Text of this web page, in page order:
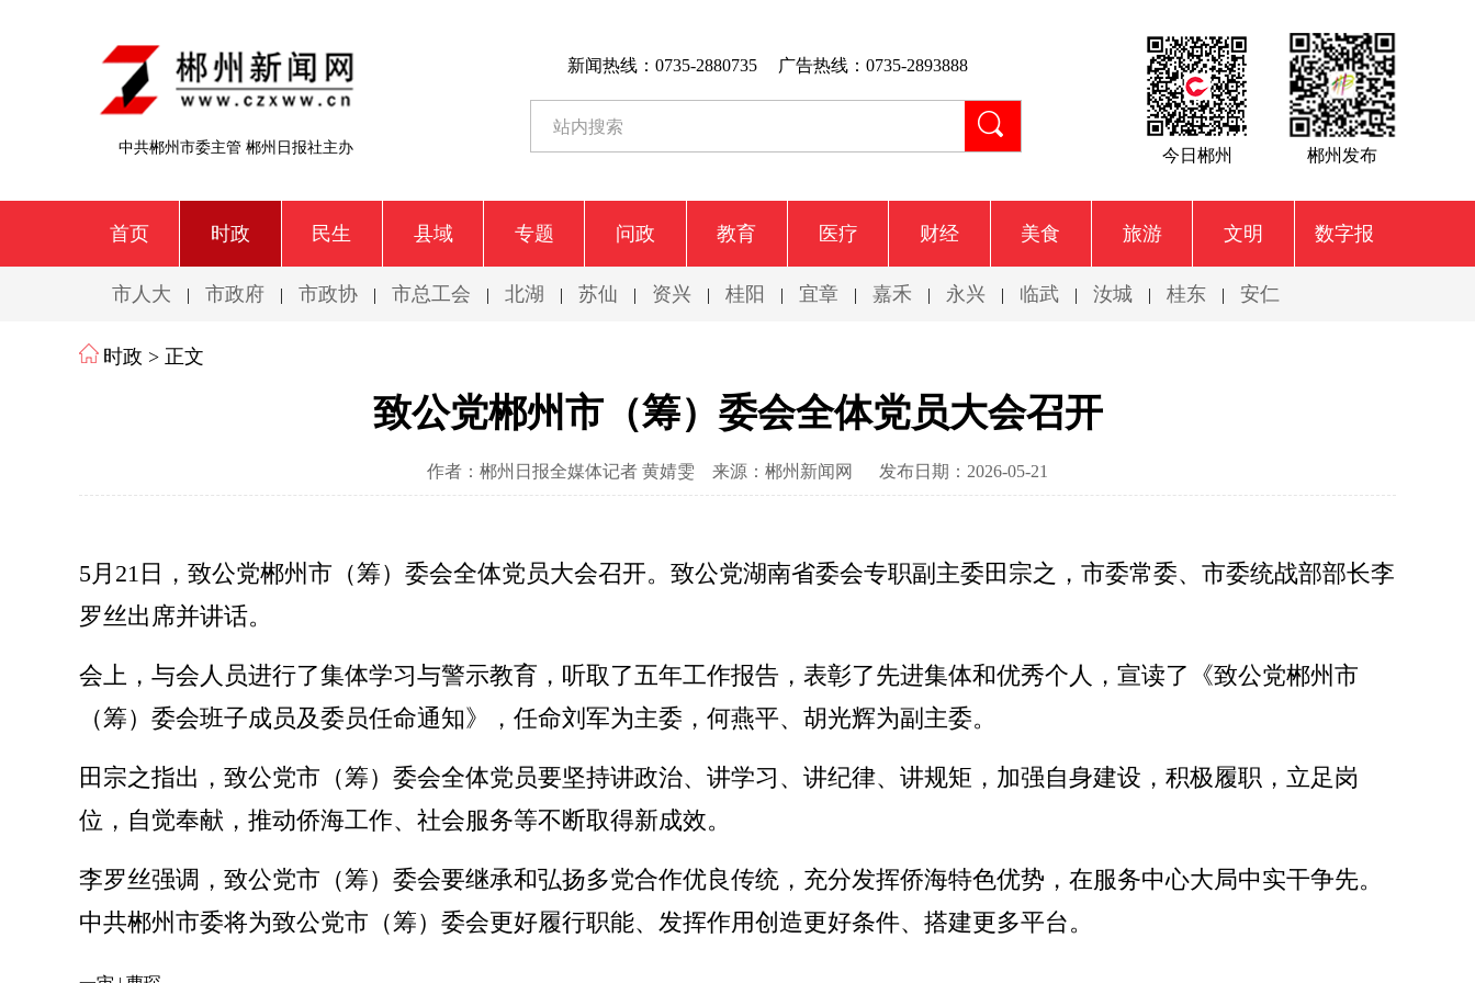
中共郴州市委主管 郴州日报社主办
新闻热线：0735-2880735 广告热线：0735-2893888
今日郴州 郴州发布
首页 时政 民生 县域 专题 问政 教育 医疗 财经 美食 旅游 文明 数字报
市人大 | 市政府 | 市政协 | 市总工会 | 北湖 | 苏仙 | 资兴 | 桂阳 | 宜章 | 嘉禾 | 永兴 | 临武 | 汝城 | 桂东 | 安仁
时政 > 正文
致公党郴州市（筹）委会全体党员大会召开
作者：郴州日报全媒体记者 黄婧雯 来源：郴州新闻网 发布日期：2026-05-21
5月21日，致公党郴州市（筹）委会全体党员大会召开。致公党湖南省委会专职副主委田宗之，市委常委、市委统战部部长李
罗丝出席并讲话。
会上，与会人员进行了集体学习与警示教育，听取了五年工作报告，表彰了先进集体和优秀个人，宣读了《致公党郴州市
（筹）委会班子成员及委员任命通知》，任命刘军为主委，何燕平、胡光辉为副主委。
田宗之指出，致公党市（筹）委会全体党员要坚持讲政治、讲学习、讲纪律、讲规矩，加强自身建设，积极履职，立足岗
位，自觉奉献，推动侨海工作、社会服务等不断取得新成效。
李罗丝强调，致公党市（筹）委会要继承和弘扬多党合作优良传统，充分发挥侨海特色优势，在服务中心大局中实干争先。
中共郴州市委将为致公党市（筹）委会更好履行职能、发挥作用创造更好条件、搭建更多平台。